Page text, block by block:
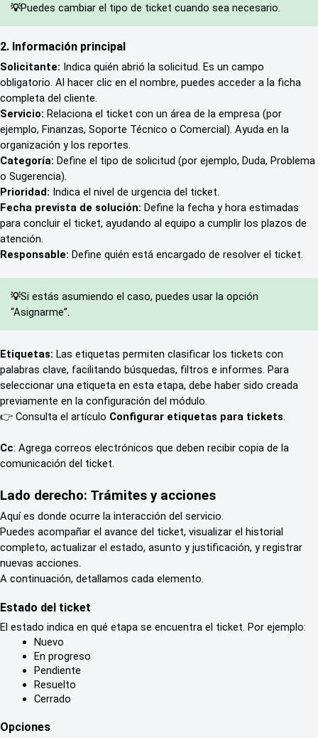
💡Puedes cambiar el tipo de ticket cuando sea necesario.
2. Información principal
Solicitante: Indica quién abrió la solicitud. Es un campo
obligatorio. Al hacer clic en el nombre, puedes acceder a la ficha
completa del cliente.
Servicio: Relaciona el ticket con un área de la empresa (por
ejemplo, Finanzas, Soporte Técnico o Comercial). Ayuda en la
organización y los reportes.
Categoría: Define el tipo de solicitud (por ejemplo, Duda, Problema
o Sugerencia).
Prioridad: Indica el nivel de urgencia del ticket.
Fecha prevista de solución: Define la fecha y hora estimadas
para concluir el ticket, ayudando al equipo a cumplir los plazos de
atención.
Responsable: Define quién está encargado de resolver el ticket.
💡Si estás asumiendo el caso, puedes usar la opción
“Asignarme”.
Etiquetas: Las etiquetas permiten clasificar los tickets con
palabras clave, facilitando búsquedas, filtros e informes. Para
seleccionar una etiqueta en esta etapa, debe haber sido creada
previamente en la configuración del módulo.
👉 Consulta el artículo Configurar etiquetas para tickets.
Cc: Agrega correos electrónicos que deben recibir copia de la
comunicación del ticket.
Lado derecho: Trámites y acciones
Aquí es donde ocurre la interacción del servicio.
Puedes acompañar el avance del ticket, visualizar el historial
completo, actualizar el estado, asunto y justificación, y registrar
nuevas acciones.
A continuación, detallamos cada elemento.
Estado del ticket
El estado indica en qué etapa se encuentra el ticket. Por ejemplo:
Nuevo
En progreso
Pendiente
Resuelto
Cerrado
Opciones